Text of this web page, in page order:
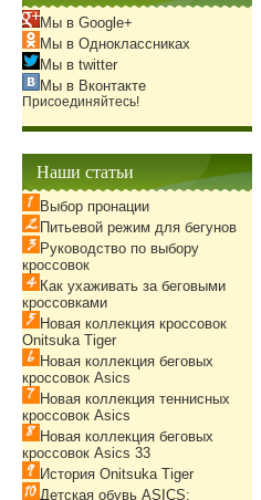
Мы в Google+
Мы в Одноклассниках
Мы в twitter
Мы в Вконтакте
Присоединяйтесь!
Наши статьи
Выбор пронации
Питьевой режим для бегунов
Руководство по выбору
кроссовок
Как ухаживать за беговыми
кроссовками
Новая коллекция кроссовок
Onitsuka Tiger
Новая коллекция беговых
кроссовок Asics
Новая коллекция теннисных
кроссовок Asics
Новая коллекция беговых
кроссовок Asics 33
История Onitsuka Tiger
Детская обувь ASICS: